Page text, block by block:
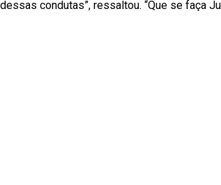
condutas”, ressaltou. “Que se faça